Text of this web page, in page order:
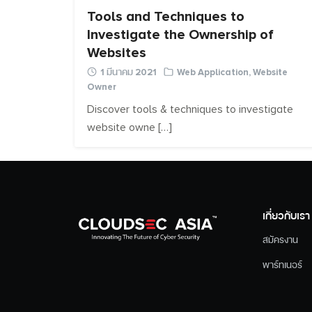
Tools and Techniques to
Investigate the Ownership of
Websites
1 มีนาคม 2021 Web Application,Website
Owner
Discover tools & techniques to investigate
website owne […]
เกี่ยวกับเรา
สมัครงาน
พาร์ทเนอร์